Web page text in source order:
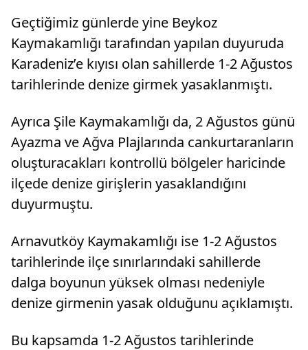
Geçtiğimiz günlerde yine Beykoz
Kaymakamlığı tarafından yapılan duyuruda
Karadeniz’e kıyısı olan sahillerde 1-2 Ağustos
tarihlerinde denize girmek yasaklanmıştı.
Ayrıca Şile Kaymakamlığı da, 2 Ağustos günü
Ayazma ve Ağva Plajlarında cankurtaranların
oluşturacakları kontrollü bölgeler haricinde
ilçede denize girişlerin yasaklandığını
duyurmuştu.
Arnavutköy Kaymakamlığı ise 1-2 Ağustos
tarihlerinde ilçe sınırlarındaki sahillerde
dalga boyunun yüksek olması nedeniyle
denize girmenin yasak olduğunu açıklamıştı.
Bu kapsamda 1-2 Ağustos tarihlerinde